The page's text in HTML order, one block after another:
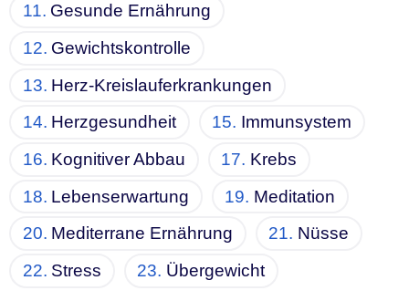
Gesunde Ernährung
Gewichtskontrolle
Herz-Kreislauferkrankungen
Herzgesundheit
Immunsystem
Kognitiver Abbau
Krebs
Lebenserwartung
Meditation
Mediterrane Ernährung
Nüsse
Stress
Übergewicht